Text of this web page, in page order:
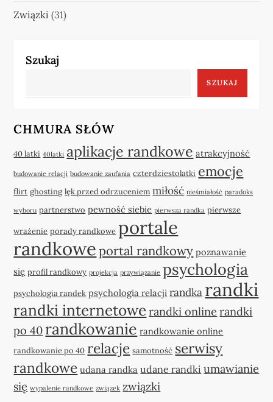
Związki (31)
Szukaj
SZUKAJ
CHMURA SŁÓW
40 latki 40latki aplikacje randkowe atrakcyjność
budowanie relacji budowanie zaufania czterdziestolatki emocje
flirt ghosting lęk przed odrzuceniem miłość nieśmiałość paradoks
wyboru partnerstwo pewność siebie pierwsza randka pierwsze
wrażenie porady randkowe portale
randkowe portal randkowy poznawanie
się profil randkowy projekcja przywiązanie psychologia
psychologia randek psychologia relacji randka randki
randki internetowe randki online randki
po 40 randkowanie randkowanie online
randkowanie po 40 relacje samotność serwisy
randkowe udana randka udane randki umawianie
się wypalenie randkowe związek związki